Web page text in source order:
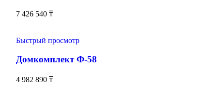
7 426 540 ₸
Быстрый просмотр
Домкомплект Ф-58
4 982 890 ₸